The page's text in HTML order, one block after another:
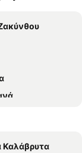
Καλάβρυτα